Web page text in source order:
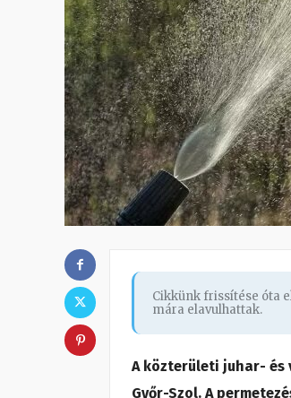
Cikkünk frissítése óta
mára elavulhattak.
A közterületi juhar- és
Győr-Szol. A